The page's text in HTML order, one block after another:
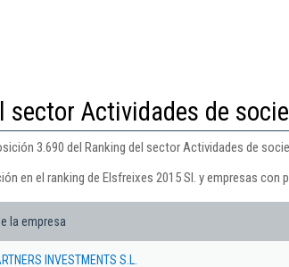
sector Actividades de
3.690 del Ranking del sector Actividades de
en el ranking de Elsfreixes 2015 Sl. y empresas con
la empresa
INVESTMENTS S.L.